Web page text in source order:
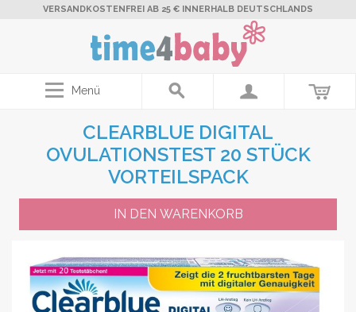
VERSANDKOSTENFREI AB 25 € INNERHALB DEUTSCHLANDS
Menü
CLEARBLUE DIGITAL
OVULATIONSTEST 20 STÜCK
VORTEILSPACK
IN DEN WARENKORB